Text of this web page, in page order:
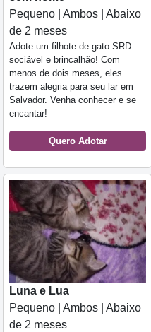
Pequeno | Ambos | Abaixo
de 2 meses
Adote um filhote de gato SRD
sociável e brincalhão! Com
menos de dois meses, eles
trazem alegria para seu lar em
Salvador. Venha conhecer e se
encantar!
Quero Adotar
Luna e Lua
Pequeno | Ambos | Abaixo
de 2 meses